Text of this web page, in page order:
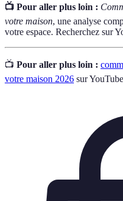
📺 Pour aller plus loin :
votre maison, une analyse
votre espace. Recherchez sur
📺 Pour aller plus loin :
votre maison 2026 sur YouTube